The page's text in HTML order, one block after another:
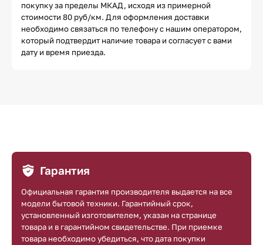
покупку за пределы МКАД, исходя из примерной
стоимости 80 руб/км. Для оформления доставки
необходимо связаться по телефону с нашим оператором,
который подтвердит наличие товара и согласует с вами
дату и время приезда.
Гарантия
Официальная гарантия производителя выдается на все
модели бытовой техники. Гарантийный срок,
установленный изготовителем, указан на странице
товара и в гарантийном свидетельстве. При приемке
товара необходимо убедиться, что дата покупки